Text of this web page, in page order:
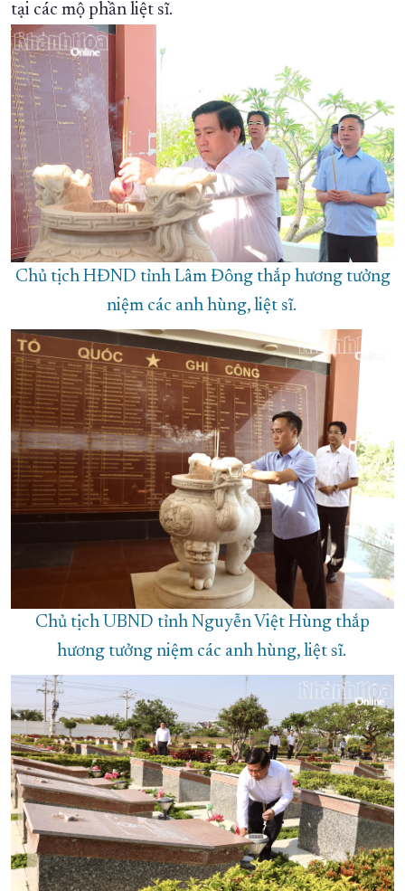
tại các mộ phần liệt sĩ.
Chủ tịch HĐND tỉnh Lâm Đông thắp hương tưởng
niệm các anh hùng, liệt sĩ.
Chủ tịch UBND tỉnh Nguyễn Việt Hùng thắp
hương tưởng niệm các anh hùng, liệt sĩ.